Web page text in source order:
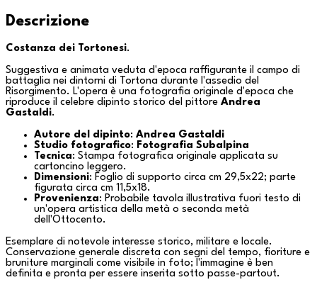
Descrizione
Costanza dei Tortonesi.
Suggestiva e animata veduta d'epoca raffigurante il campo di
battaglia nei dintorni di Tortona durante l'assedio del
Risorgimento. L'opera è una fotografia originale d'epoca che
riproduce il celebre dipinto storico del pittore Andrea
Gastaldi.
Autore del dipinto: Andrea Gastaldi
Studio fotografico: Fotografia Subalpina
Tecnica: Stampa fotografica originale applicata su
cartoncino leggero.
Dimensioni: Foglio di supporto circa cm 29,5x22; parte
figurata circa cm 11,5x18.
Provenienza: Probabile tavola illustrativa fuori testo di
un'opera artistica della metà o seconda metà
dell'Ottocento.
Esemplare di notevole interesse storico, militare e locale.
Conservazione generale discreta con segni del tempo, fioriture e
bruniture marginali come visibile in foto; l'immagine è ben
definita e pronta per essere inserita sotto passe-partout.